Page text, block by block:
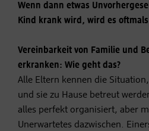
Wenn dann etwas
Kind krank wird, wird es
Vereinbarkeit von Familie und
erkranken: Wie geht das?
Alle Eltern kennen die
und sie zu Hause betreut
alles perfekt organisiert, aber
Unerwartetes dazwischen.